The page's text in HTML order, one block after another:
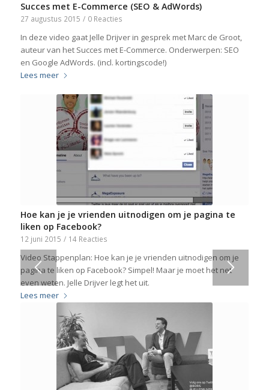
Succes met E-Commerce (SEO & AdWords)
27 augustus 2015 / 0 Reacties
In deze video gaat Jelle Drijver in gesprek met Marc de Groot,
auteur van het Succes met E-Commerce. Onderwerpen: SEO
en Google AdWords. (incl. kortingscode!)
Lees meer
Hoe kan je je vrienden uitnodigen om je pagina te
liken op Facebook?
12 juni 2015 / 14 Reacties
Video Stappenplan: Hoe kan je je vrienden uitnodigen om je
pagina te liken op Facebook? Simpel! Maar je moet het net
even weten. Jelle Drijver legt het uit.
Lees meer